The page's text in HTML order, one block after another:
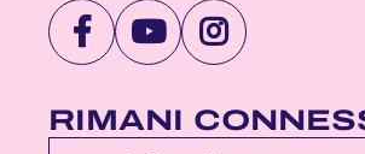
VISITA
PAGINA
FACEBOOK
VISITA
PAGINA
YOUTUBE
VISITA
PAGINA
RIMANI